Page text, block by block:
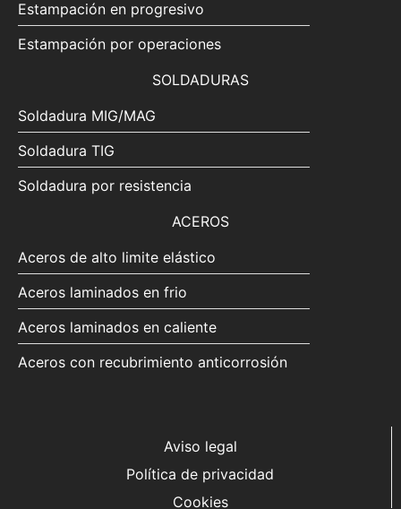
Estampación en progresivo
Estampación por operaciones
SOLDADURAS
Soldadura MIG/MAG
Soldadura TIG
Soldadura por resistencia
ACEROS
Aceros de alto limite elástico
Aceros laminados en frio
Aceros laminados en caliente
Aceros con recubrimiento anticorrosión
Aviso legal
Política de privacidad
Cookies